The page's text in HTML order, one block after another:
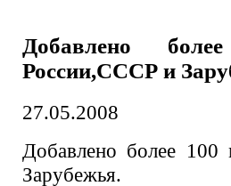
Добавлено
России,СССР и
27.05.2008
Добавлено более
Зарубежья.